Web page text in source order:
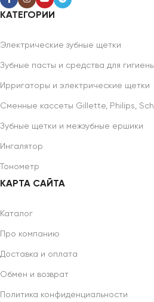
КАТЕГОРИИ
Электрические зубные щетки
Зубные пасты и средства для
Ирригаторы и электрические щетки
Сменные кассеты Gillette, Philips,
Зубные щетки и межзубные ершики
Ингалятор
Тонометр
КАРТА САЙТА
Каталог
Про компанию
Доставка и оплата
Обмен и возврат
Политика конфиденциальности